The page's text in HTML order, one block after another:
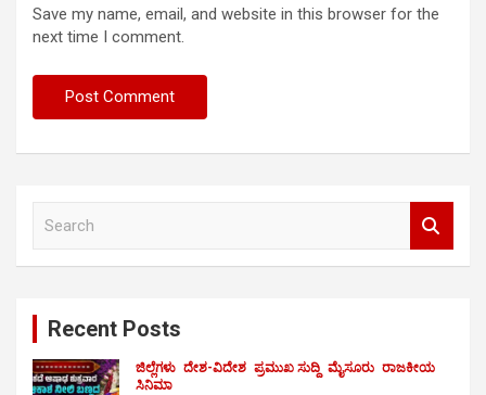
Save my name, email, and website in this browser for the
next time I comment.
Recent Posts
ಜಿಲ್ಲೆಗಳು ದೇಶ-ವಿದೇಶ ಪ್ರಮುಖ ಸುದ್ದಿ ಮೈಸೂರು ರಾಜಕೀಯ
ಸಿನಿಮಾ